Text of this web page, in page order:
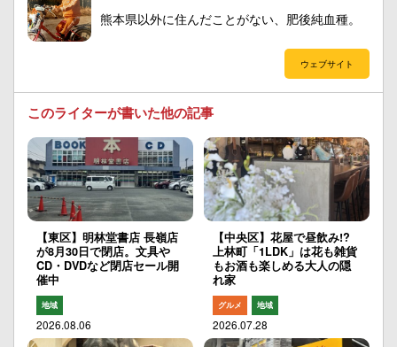
熊本県以外に住んだことがない、肥後純血種。
ウェブサイト
このライターが書いた他の記事
【東区】明林堂書店 長嶺店
が8月30日で閉店。文具や
CD・DVDなど閉店セール開
催中
地域
2026.08.06
【中央区】花屋で昼飲み!?
上林町「1LDK」は花も雑貨
もお酒も楽しめる大人の隠
れ家
グルメ 地域
2026.07.28